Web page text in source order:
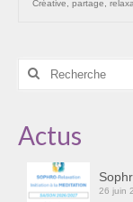
Créative partage
Rechercher
Actus
26 juin